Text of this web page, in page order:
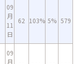
09
月
11
日
62 103% 5% 579
09
月